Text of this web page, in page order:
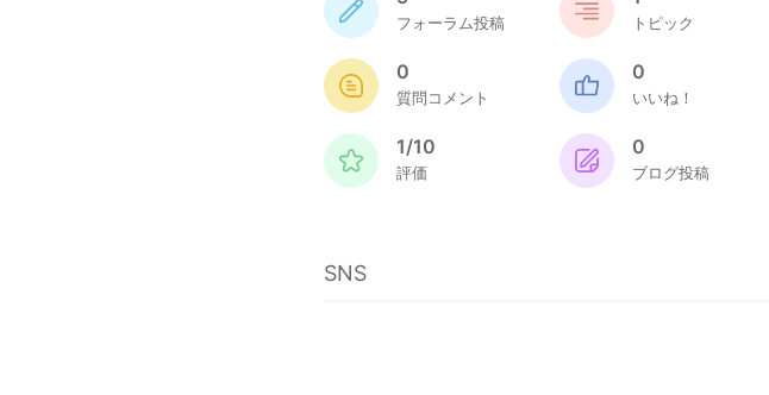
フォーラム投稿 トピック
0
質問コメント
0
いいね！
1/10
評価
0
ブログ投稿
SNS